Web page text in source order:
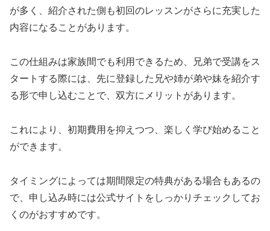
が多く、紹介された側も初回のレッスンがさらに充実した
内容になることがあります。
この仕組みは家族間でも利用できるため、兄弟で受講をス
タートする際には、先に登録した兄や姉が弟や妹を紹介す
る形で申し込むことで、双方にメリットがあります。
これにより、初期費用を抑えつつ、楽しく学び始めること
ができます。
タイミングによっては期間限定の特典がある場合もあるの
で、申し込み時には公式サイトをしっかりチェックしてお
くのがおすすめです。